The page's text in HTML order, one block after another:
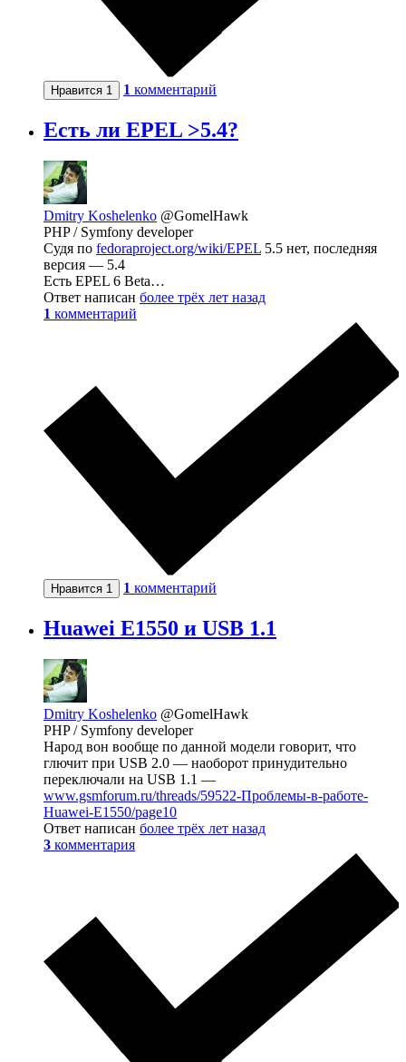
Нравится 1 1 комментарий
Есть ли EPEL >5.4?
Dmitry Koshelenko @GomelHawk
PHP / Symfony developer
Судя по fedoraproject.org/wiki/EPEL 5.5 нет, последняя
версия — 5.4
Есть EPEL 6 Beta…
Ответ написан более трёх лет назад
1 комментарий
Нравится 1 1 комментарий
Huawei E1550 и USB 1.1
Dmitry Koshelenko @GomelHawk
PHP / Symfony developer
Народ вон вообще по данной модели говорит, что
глючит при USB 2.0 — наоборот принудительно
переключали на USB 1.1 —
www.gsmforum.ru/threads/59522-Проблемы-в-работе-
Huawei-E1550/page10
Ответ написан более трёх лет назад
3 комментария